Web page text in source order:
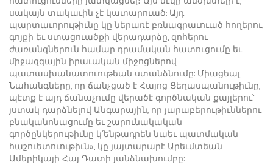
սակայն տակաւին չէ կատարուած: Այդ
պարտաւորութիւնը կը ներառէ բռնագրաւուած հողերու,
գոյքի եւ ստացուածքի վերադարձը, զոհերու
ժառանգներուն համար դրամական հատուցումը եւ
միջազգային իրաւական միջոցներով
պատասխանատուութեան ստանձնումը: Միացեալ
Նահանգները, որ ճանչցած է Հայոց Ցեղասպանութիւնը,
պէտք է այդ ճանաչումը վերածէ գործնական քայլերու՝
յստակ դարձնելով Անգարային, որ յարաբերութիւններու
բնականոնացումը եւ շարունակական
գործընկերութիւնը կ՛ենթադրեն նաեւ պատմական
հաշուետուութիւն», կը յայտարարէ Արեւմտեան
Ամերիկայի Հայ Դատի յանձնախումբը: